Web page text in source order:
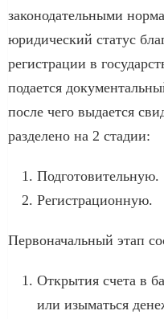
законодательными
юридический статус
регистрации в
подается
после чего выдается
разделено на 2 стадии:
Подготовительную.
Регистрационную.
Первоначальный этап
Открытия счета в
или изыматься